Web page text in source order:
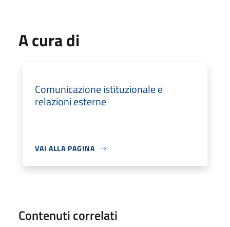
A cura di
Comunicazione istituzionale e
relazioni esterne
VAI ALLA PAGINA
Contenuti correlati